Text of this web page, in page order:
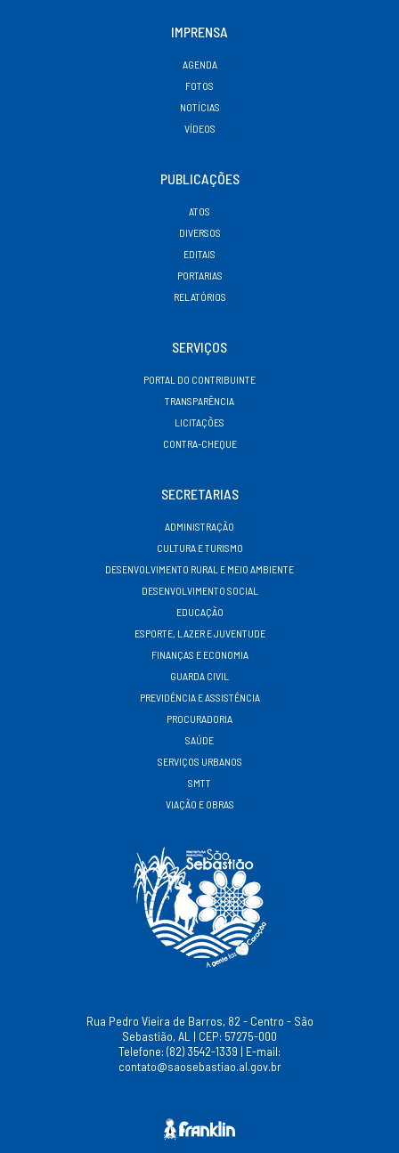
IMPRENSA
AGENDA
FOTOS
NOTÍCIAS
VÍDEOS
PUBLICAÇÕES
ATOS
DIVERSOS
EDITAIS
PORTARIAS
RELATÓRIOS
SERVIÇOS
PORTAL DO CONTRIBUINTE
TRANSPARÊNCIA
LICITAÇÕES
CONTRA-CHEQUE
SECRETARIAS
ADMINISTRAÇÃO
CULTURA E TURISMO
DESENVOLVIMENTO RURAL E MEIO AMBIENTE
DESENVOLVIMENTO SOCIAL
EDUCAÇÃO
ESPORTE, LAZER E JUVENTUDE
FINANÇAS E ECONOMIA
GUARDA CIVIL
PREVIDÊNCIA E ASSISTÊNCIA
PROCURADORIA
SAÚDE
SERVIÇOS URBANOS
SMTT
VIAÇÃO E OBRAS
Rua Pedro Vieira de Barros, 82 - Centro - São
Sebastião, AL | CEP: 57275-000
Telefone: (82) 3542-1339 | E-mail:
contato@saosebastiao.al.gov.br